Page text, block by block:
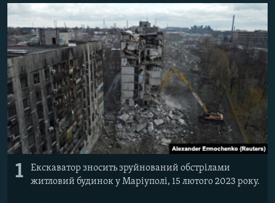
ВІДЕОУРОКИ «ELIFBE»
СВІДЧЕННЯ ОКУПАЦІЇ
УКРАЇНСЬКА ПРОБЛЕМА КРИМУ
ІНФОГРАФІКА
Русский
Qırımtatar
ДОЛУЧАЙСЯ!
Усі сайти RFE/RL
1
Екскаватор зносить зруйнований обстрілами
житловий будинок у Маріуполі, 15 лютого 2023 року.